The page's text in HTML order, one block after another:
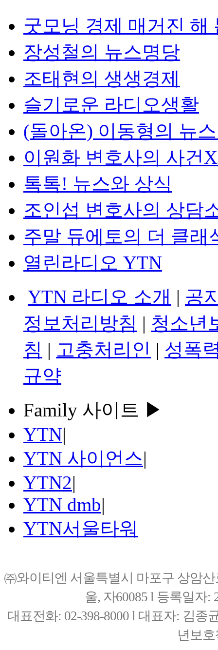
굿모닝 경제 매거진 해
장성철의 뉴스명당
조태현의 생생경제
슬기로운 라디오생활
(돌아온) 이동형의 뉴
이원화 변호사의 사건
톡톡! 뉴스와 상식
조인섭 변호사의 상담
주말 듀에토의 더 클래
열린라디오 YTN
YTN 라디오 소개 | 공
정보처리방침 | 청소년
침 | 고충처리인 | 성폭
규약
Family 사이트 ▶
YTN|
YTN 사이언스|
YTN2|
YTN dmb|
YTN서울타워
㈜와이티엔 서울특별시 마포구 상암
울, 자60085 l 등록일자:
대표전화: 02-398-8000 l 대표자: 김종
년보